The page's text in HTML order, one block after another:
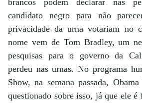
candidato negro para não
privacidade da urna votariam no
nome vem de Tom Bradley, um
pesquisas para o governo da
perdeu nas urnas. No programa
Show, na semana passada,
questionado sobre isso, já que ele é